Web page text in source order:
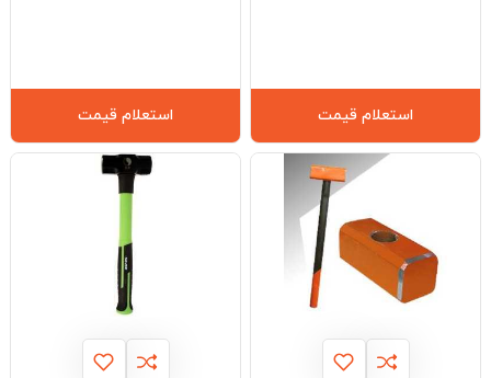
استعلام قیمت استعلام قیمت